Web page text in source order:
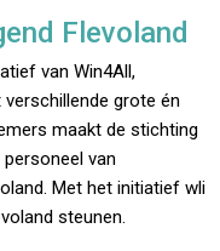
Flevoland
van Win4All,
grote én
maakt de stichting
van
Met het initiatief wli
steunen.